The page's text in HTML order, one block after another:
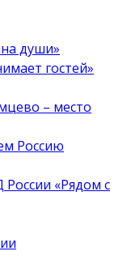
души»
гостей»
– место
Россию
«Рядом с